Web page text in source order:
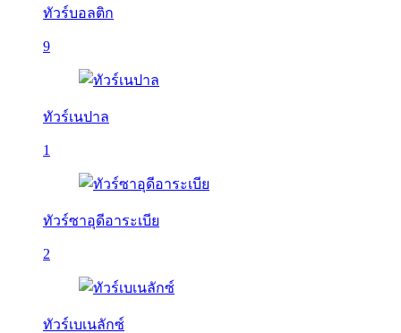
ทัวร์บอลติก
9
ทัวร์เนปาล
1
ทัวร์ซาอุดีอาระเบีย
2
ทัวร์เบเนลักซ์